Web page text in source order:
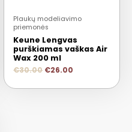
Plaukų modeliavimo
priemonės
Keune Lengvas
purškiamas vaškas Air
Wax 200 ml
€30.00 €26.00